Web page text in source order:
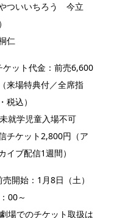
やついいちろう 今立
仁
ケット代金：前売6,600
来場特典付／全席指
税込）
就学児童入場不可
チケット2,800円（ア
イブ配信1週間）
売開始：1月8日（土）
00～
場でのチケット取扱は